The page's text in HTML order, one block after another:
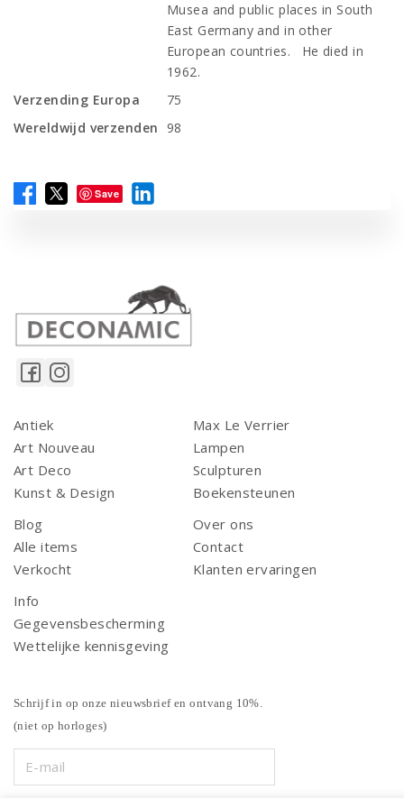
Musea and public places in South
East Germany and in other
European countries. He died in
1962.
Verzending Europa
75
Wereldwijd verzenden
98
Save
Antiek
Art Nouveau
Art Deco
Kunst & Design
Max Le Verrier
Lampen
Sculpturen
Boekensteunen
Blog
Alle items
Verkocht
Over ons
Contact
Klanten ervaringen
Info
Gegevensbescherming
Wettelijke kennisgeving
Schrijf in op onze nieuwsbrief en ontvang 10%.
(niet op horloges)